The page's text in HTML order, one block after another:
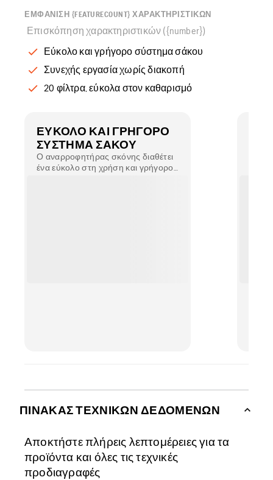
ΕΜΦΆΝΙΣΗ {FEATURECOUNT} ΧΑΡΑΚΤΗΡΙΣΤΙΚΏΝ
Επισκόπηση χαρακτηριστικών ({number})
Εύκολο και γρήγορο σύστημα σάκου
Συνεχής εργασία χωρίς διακοπή
20 φίλτρα, εύκολα στον καθαρισμό
ΕΎΚΟΛΟ ΚΑΙ ΓΡΉΓΟΡΟ
ΣΎΣΤΗΜΑ ΣΆΚΟΥ
Ο αναρροφητήρας σκόνης διαθέτει
ένα εύκολο στη χρήση και γρήγορο
ΠΊΝΑΚΑΣ ΤΕΧΝΙΚΏΝ ΔΕΔΟΜΈΝΩΝ
Αποκτήστε πλήρεις λεπτομέρειες για τα
προϊόντα και όλες τις τεχνικές
προδιαγραφές